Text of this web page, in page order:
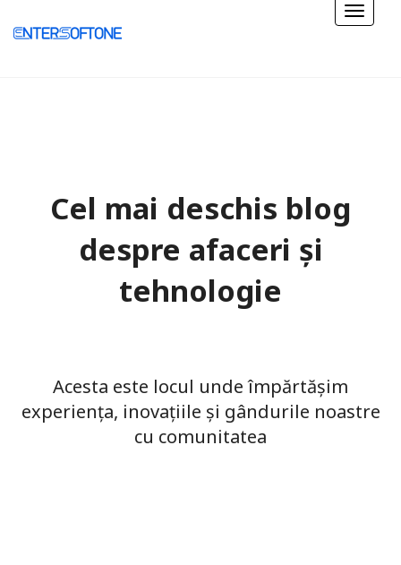
Cel mai deschis blog
despre afaceri și
tehnologie
Acesta este locul unde împărtășim
experiența, inovațiile și gândurile noastre
cu comunitatea